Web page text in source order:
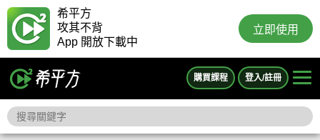
希平方
攻其不背
App 開放下載中
立即使用
購買課程 登入/註冊